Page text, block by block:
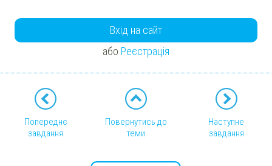
Вхід на сайт
або Реєстрація
Попереднє
завдання
Повернутись до
теми
Наступне
завдання